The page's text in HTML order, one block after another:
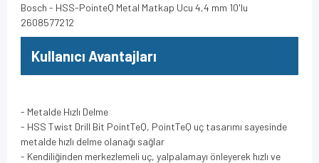
Bosch - HSS-PointeQ Metal Matkap Ucu 4,4 mm 10'lu
2608577212
Kullanıcı Avantajları
- Metalde Hızlı Delme
- HSS Twist Drill Bit PointTeQ, PointTeQ uç tasarımı sayesinde
metalde hızlı delme olanağı sağlar
- Kendiliğinden merkezlemeli uç, yalpalamayı önleyerek hızlı ve